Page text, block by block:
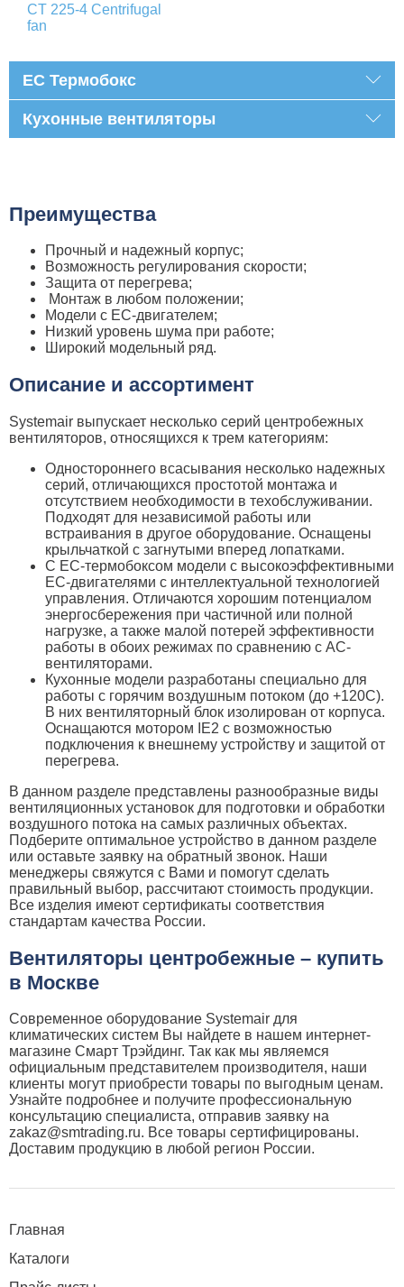
CT 225-4 Centrifugal
fan
EC Термобокс
Кухонные вентиляторы
Преимущества
Прочный и надежный корпус;
Возможность регулирования скорости;
Защита от перегрева;
Монтаж в любом положении;
Модели с ЕС-двигателем;
Низкий уровень шума при работе;
Широкий модельный ряд.
Описание и ассортимент
Systemair выпускает несколько серий центробежных
вентиляторов, относящихся к трем категориям:
Одностороннего всасывания несколько надежных
серий, отличающихся простотой монтажа и
отсутствием необходимости в техобслуживании.
Подходят для независимой работы или
встраивания в другое оборудование. Оснащены
крыльчаткой с загнутыми вперед лопатками.
С ЕС-термобоксом модели с высокоэффективными
ЕС-двигателями с интеллектуальной технологией
управления. Отличаются хорошим потенциалом
энергосбережения при частичной или полной
нагрузке, а также малой потерей эффективности
работы в обоих режимах по сравнению с АС-
вентиляторами.
Кухонные модели разработаны специально для
работы с горячим воздушным потоком (до +120C).
В них вентиляторный блок изолирован от корпуса.
Оснащаются мотором IE2 с возможностью
подключения к внешнему устройству и защитой от
перегрева.
В данном разделе представлены разнообразные виды
вентиляционных установок для подготовки и обработки
воздушного потока на самых различных объектах.
Подберите оптимальное устройство в данном разделе
или оставьте заявку на обратный звонок. Наши
менеджеры свяжутся с Вами и помогут сделать
правильный выбор, рассчитают стоимость продукции.
Все изделия имеют сертификаты соответствия
стандартам качества России.
Вентиляторы центробежные – купить
в Москве
Современное оборудование Systemair для
климатических систем Вы найдете в нашем интернет-
магазине Смарт Трэйдинг. Так как мы являемся
официальным представителем производителя, наши
клиенты могут приобрести товары по выгодным ценам.
Узнайте подробнее и получите профессиональную
консультацию специалиста, отправив заявку на
zakaz@smtrading.ru. Все товары сертифицированы.
Доставим продукцию в любой регион России.
Главная
Каталоги